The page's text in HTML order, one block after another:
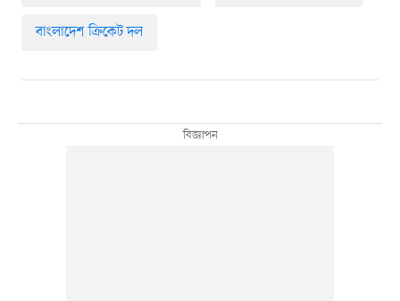
বাংলাদেশ ক্রিকেট দল